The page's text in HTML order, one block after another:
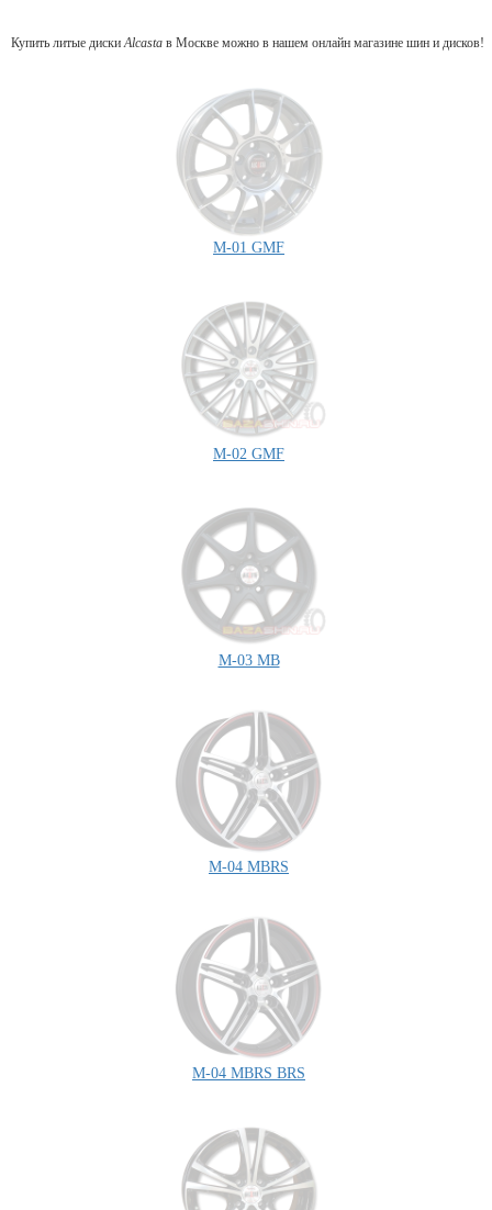
Купить литые дискиAlcasta в Москве можно в нашем онлайн магазине шин и дисков!
M-01 GMF
M-02 GMF
M-03 MB
M-04 MBRS
M-04 MBRS BRS